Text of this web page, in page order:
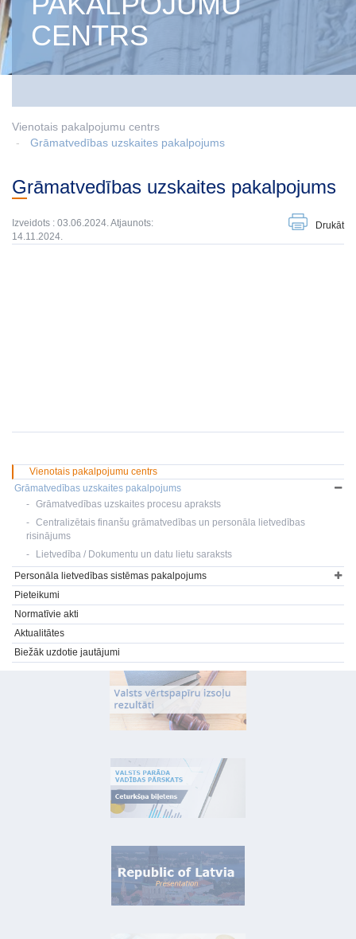
CENTRS
Vienotais pakalpojumu centrs
Grāmatvedības uzskaites pakalpojums
Grāmatvedības uzskaites pakalpojums
Izveidots : 03.06.2024. Atjaunots:
14.11.2024.
Drukāt
Vienotais pakalpojumu centrs
Grāmatvedības uzskaites pakalpojums
Grāmatvedības uzskaites procesu apraksts
Centralizētais finanšu grāmatvedības un personāla lietvedības
risinājums
Lietvedība / Dokumentu un datu lietu saraksts
Personāla lietvedības sistēmas pakalpojums
Pieteikumi
Normatīvie akti
Aktualitātes
Biežāk uzdotie jautājumi